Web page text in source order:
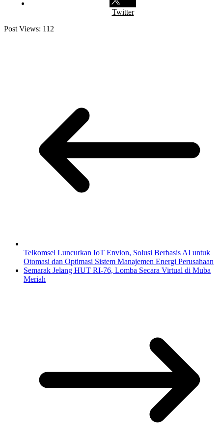
Twitter
Post Views: 112
Telkomsel Luncurkan IoT Envion, Solusi Berbasis AI untuk
Otomasi dan Optimasi Sistem Manajemen Energi Perusahaan
Semarak Jelang HUT RI-76, Lomba Secara Virtual di Muba
Meriah